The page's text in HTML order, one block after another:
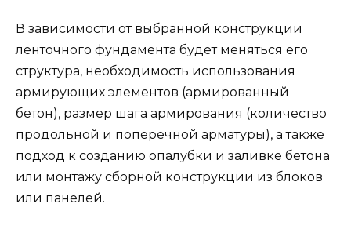
В зависимости от выбранной конструкции
ленточного фундамента будет меняться его
структура, необходимость использования
армирующих элементов (армированный
бетон), размер шага армирования (количество
продольной и поперечной арматуры), а также
подход к созданию опалубки и заливке бетона
или монтажу сборной конструкции из блоков
или панелей.